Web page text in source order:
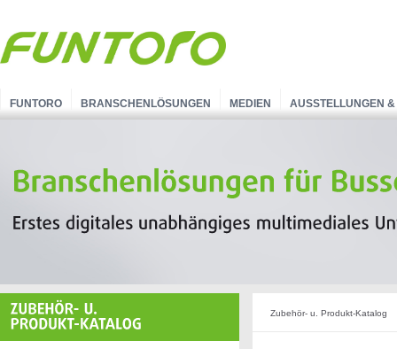
FUNTORO BRANSCHENLÖSUNGEN MEDIEN AUSSTELLUNGEN
Zubehör- u. Produkt-Katalog